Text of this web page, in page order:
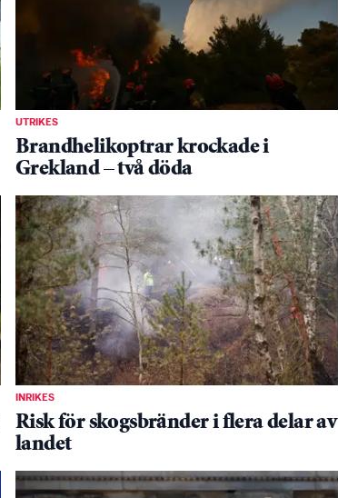
UTRIKES
Brandhelikoptrar krockade i
Grekland – två döda
INRIKES
Risk för skogsbränder i flera delar av
landet